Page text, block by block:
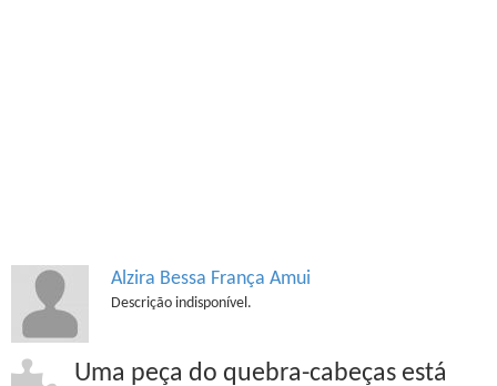
Alzira Bessa França Amui
Descrição indisponível.
Uma peça do quebra-cabeças está